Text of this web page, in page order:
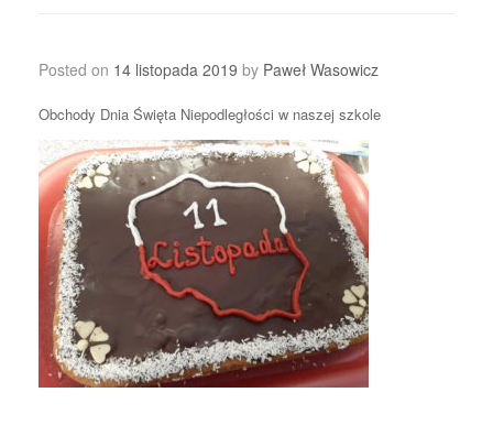
Posted on 14 listopada 2019 by Paweł Wasowicz
Obchody Dnia Święta Niepodległości w naszej szkole